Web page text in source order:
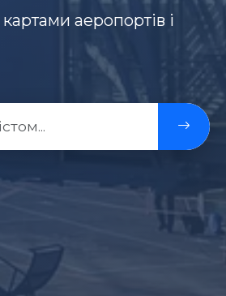
аеропортів і